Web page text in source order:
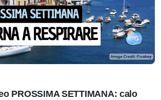
PROSSIMA SETTIMANA: calo